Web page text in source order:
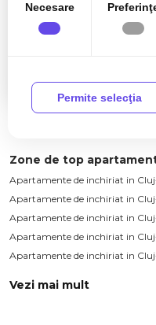
Apartament modern 3
capat Brancusi
Zone de top
Apartamente de inchiriat in
Apartamente de inchiriat in
Apartamente de inchiriat in
Apartamente de inchiriat in
Apartamente de inchiriat in
Vezi mai mult
Necesare
Permite selecţia